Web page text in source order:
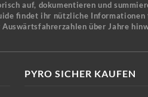
auf, dokumentieren und
findet ihr nützliche
über Jahre
PYRO SICHER KAUFEN